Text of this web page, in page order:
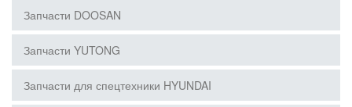
Запчасти DOOSAN
Запчасти YUTONG
Запчасти для спецтехники HYUNDAI